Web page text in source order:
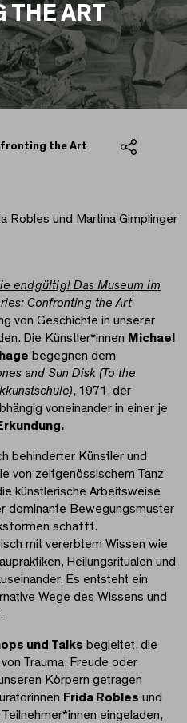
THE ART
the Art
Robles und Martina Gimplinger
endgültig! Das Museum im
Confronting the Art
von Geschichte in unserer
Die Künstler*innen Michael
begegnen dem
and Sun Disk (To the
, 1971, der
voneinander in einer je
behinderter Künstler und
von zeitgenössischem Tanz
künstlerische Arbeitsweise
dominante Bewegungsmuster
schafft.
mit vererbtem Wissen wie
Heilungsritualen und
Es entsteht ein
Wege des Wissens und
und Talks begleitet, die
Trauma, Freude oder
Körpern getragen
Frida Robles und
eingeladen,